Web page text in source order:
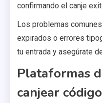
confirmando el canje
Los problemas
expirados o errores
tu entrada y asegúrate
Plataformas
canjear